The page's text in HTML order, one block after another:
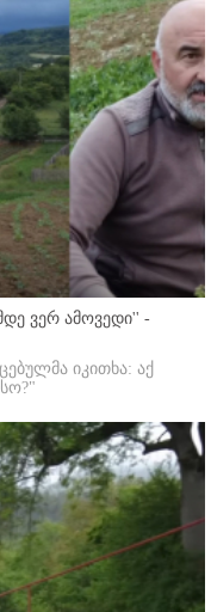
ვერ ამოვედი'' -
იკითხა: აქ